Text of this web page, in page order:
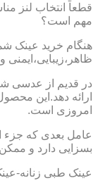
قطعاً انتخاب لنز
مهم است؟
هنگام خرید عینک
ظاهر،زیبایی،ایمنی
ارائه دهد.این
امروزی است.
بسزایی دارد و
عینک طبی زنانه-